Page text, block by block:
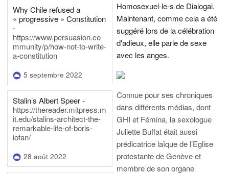
Why Chile refused a
« progressive » Constitution
-
https://www.persuasion.co
mmunity/p/how-not-to-write-
a-constitution
5 septembre 2022
Stalin’s Albert Speer -
https://thereader.mitpress.m
it.edu/stalins-architect-the-
remarkable-life-of-boris-
iofan/
28 août 2022
Homosexuel-le-s de Dialogai.
Maintenant, comme cela a été
suggéré lors de la célébration
d'adieux, elle parle de sexe
avec les anges.
Connue pour ses chroniques
dans différents médias, dont
GHI et Fémina, la sexologue
Juliette Buffat était aussi
prédicatrice laïque de l’Eglise
protestante de Genève et
membre de son organe